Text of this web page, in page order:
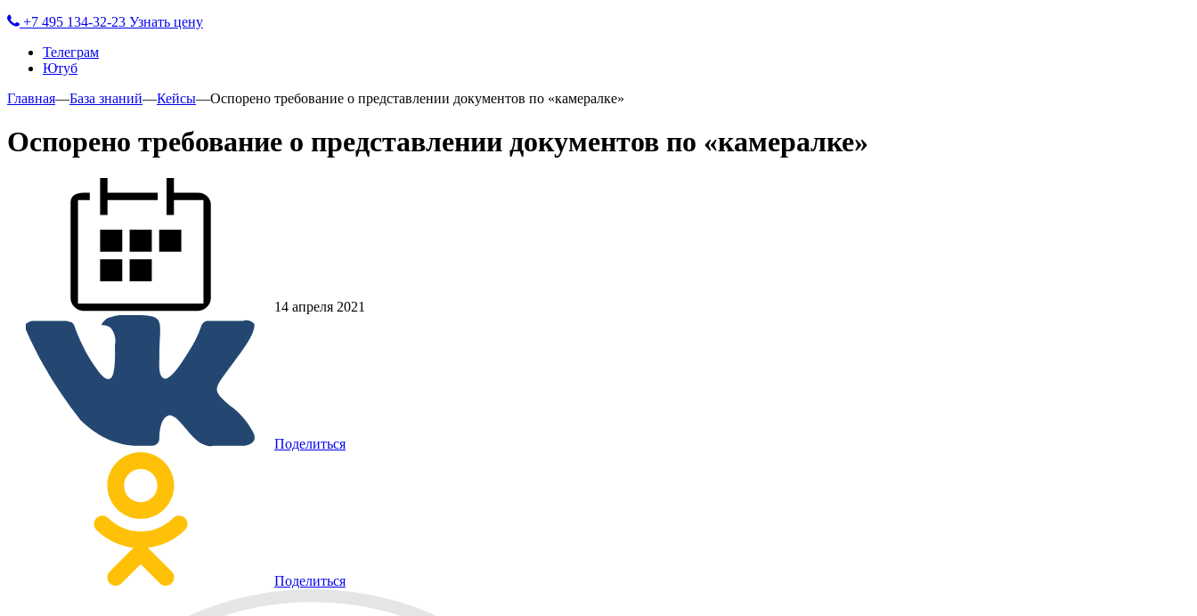
+7 495 134-32-23 Узнать цену
Телеграм
Ютуб
Главная—База знаний—Кейсы—Оспорено требование о представлении документов по «камералке»
Оспорено требование о представлении документов по «камералке»
14 апреля 2021
Поделиться
Поделиться